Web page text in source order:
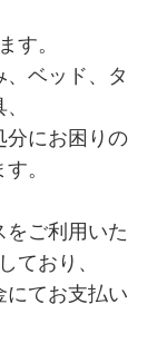
す。
ベッド、タ
分にお困りの
。
をご利用いた
ており、
にてお支払い